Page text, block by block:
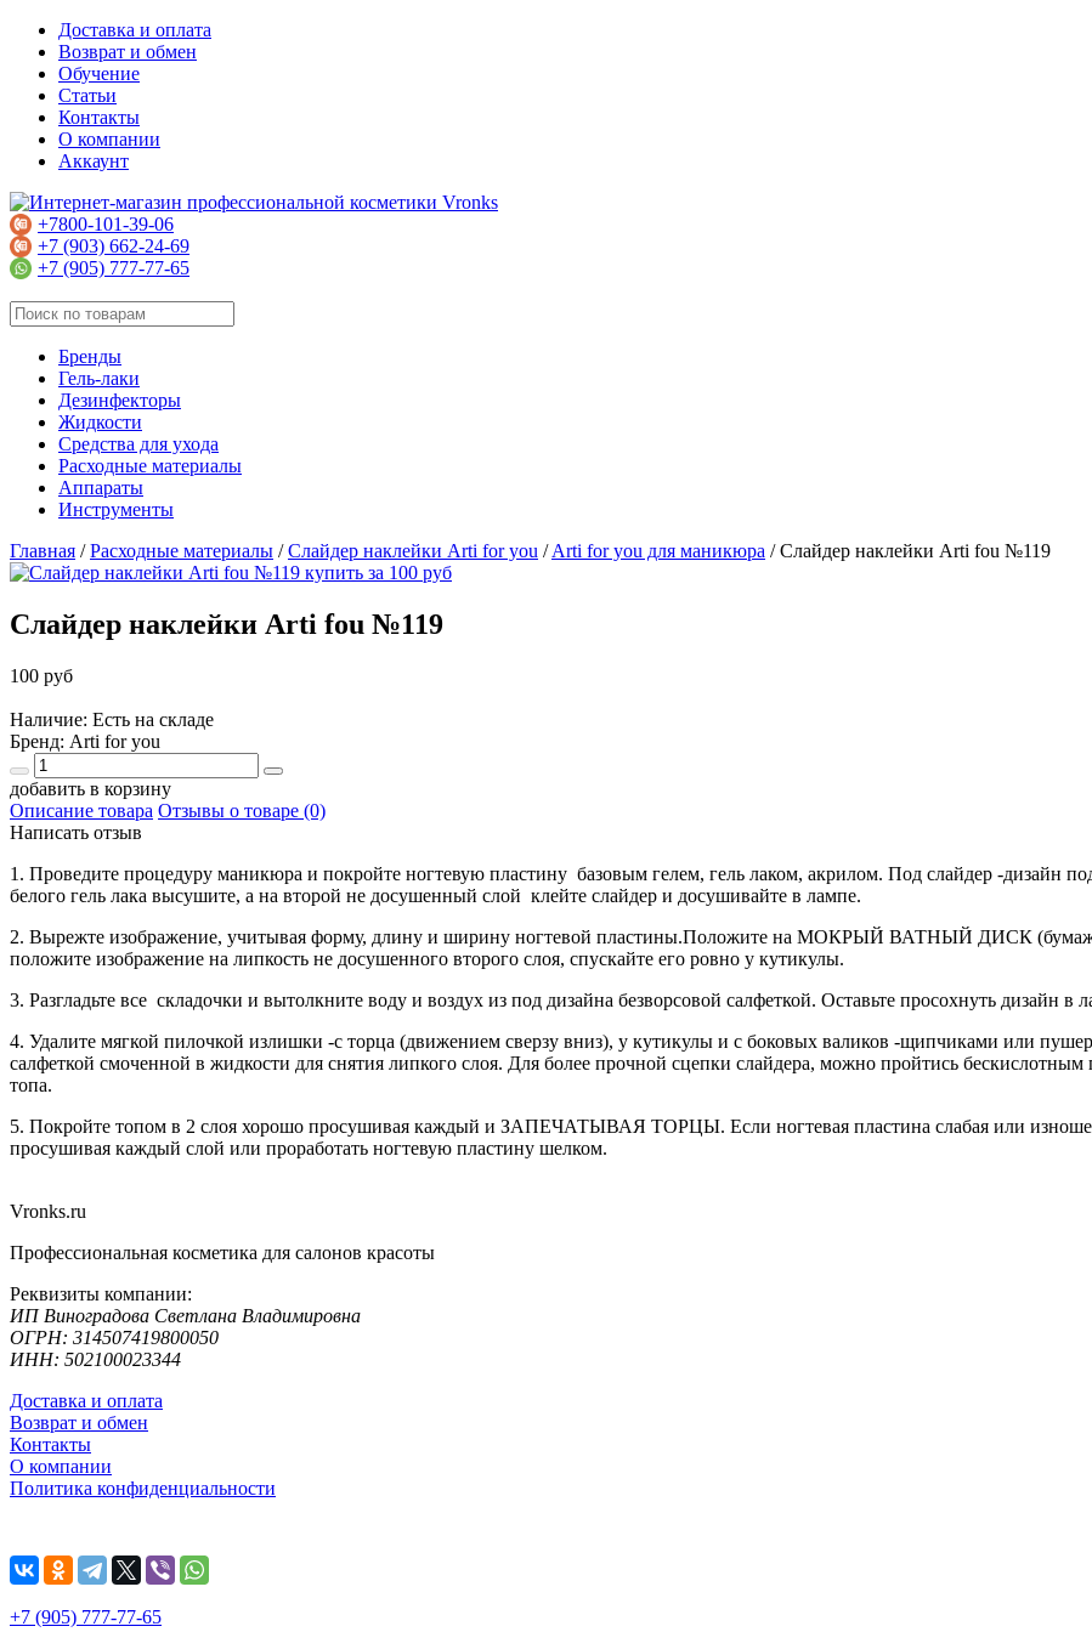
Доставка и оплата
Возврат и обмен
Обучение
Статьи
Контакты
О компании
Аккаунт
+7800-101-39-06
+7 (903) 662-24-69
+7 (905) 777-77-65
Бренды
Гель-лаки
Дезинфекторы
Жидкости
Средства для ухода
Расходные материалы
Аппараты
Инструменты
Главная /Расходные материалы /Слайдер наклейки Arti for you /Arti for you для маникюра /Слайдер наклейки Arti fou №119
Слайдер наклейки Arti fou №119
100 руб
Наличие: Есть на складе
Бренд: Arti for you
добавить в корзину
Описание товара Отзывы о товаре (0)
Написать отзыв
1. Проведите процедуру маникюра и покройте ногтевую пластину базовым гелем, гель лаком, акрилом. Под слайдер -дизайн
белого гель лака высушите, а на второй не досушенный слой клейте слайдер и досушивайте в лампе.
2. Вырежте изображение, учитывая форму, длину и ширину ногтевой пластины.Положите на МОКРЫЙ ВАТНЫЙ ДИСК
положите изображение на липкость не досушенного второго слоя, спускайте его ровно у кутикулы.
3. Разгладьте все складочки и вытолкните воду и воздух из под дизайна безворсовой салфеткой. Оставьте просохнуть дизайн в
4. Удалите мягкой пилочкой излишки -с торца (движением сверзу вниз), у кутикулы и с боковых валиков -щипчиками или
салфеткой смоченной в жидкости для снятия липкого слоя. Для более прочной сцепки слайдера, можно пройтись
топа.
5. Покройте топом в 2 слоя хорошо просушивая каждый и ЗАПЕЧАТЫВАЯ ТОРЦЫ. Если ногтевая пластина слабая или
просушивая каждый слой или проработать ногтевую пластину шелком.
Vronks.ru
Профессиональная косметика для салонов красоты
Реквизиты компании:
ИП Виноградова Светлана Владимировна
ОГРН: 314507419800050
ИНН: 502100023344
Доставка и оплата
Возврат и обмен
Контакты
О компании
Политика конфиденциальности
+7 (905) 777-77-65